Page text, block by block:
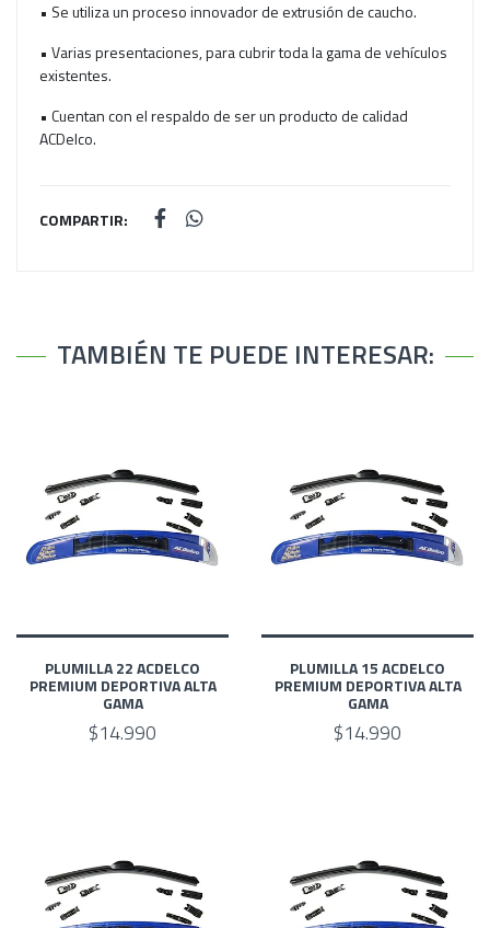
• Se utiliza un proceso innovador de extrusión de caucho.
• Varias presentaciones, para cubrir toda la gama de vehículos
existentes.
• Cuentan con el respaldo de ser un producto de calidad
ACDelco.
COMPARTIR:
TAMBIÉN TE PUEDE INTERESAR:
PLUMILLA 22 ACDELCO
PREMIUM DEPORTIVA ALTA
GAMA
$14.990
PLUMILLA 15 ACDELCO
PREMIUM DEPORTIVA ALTA
GAMA
$14.990